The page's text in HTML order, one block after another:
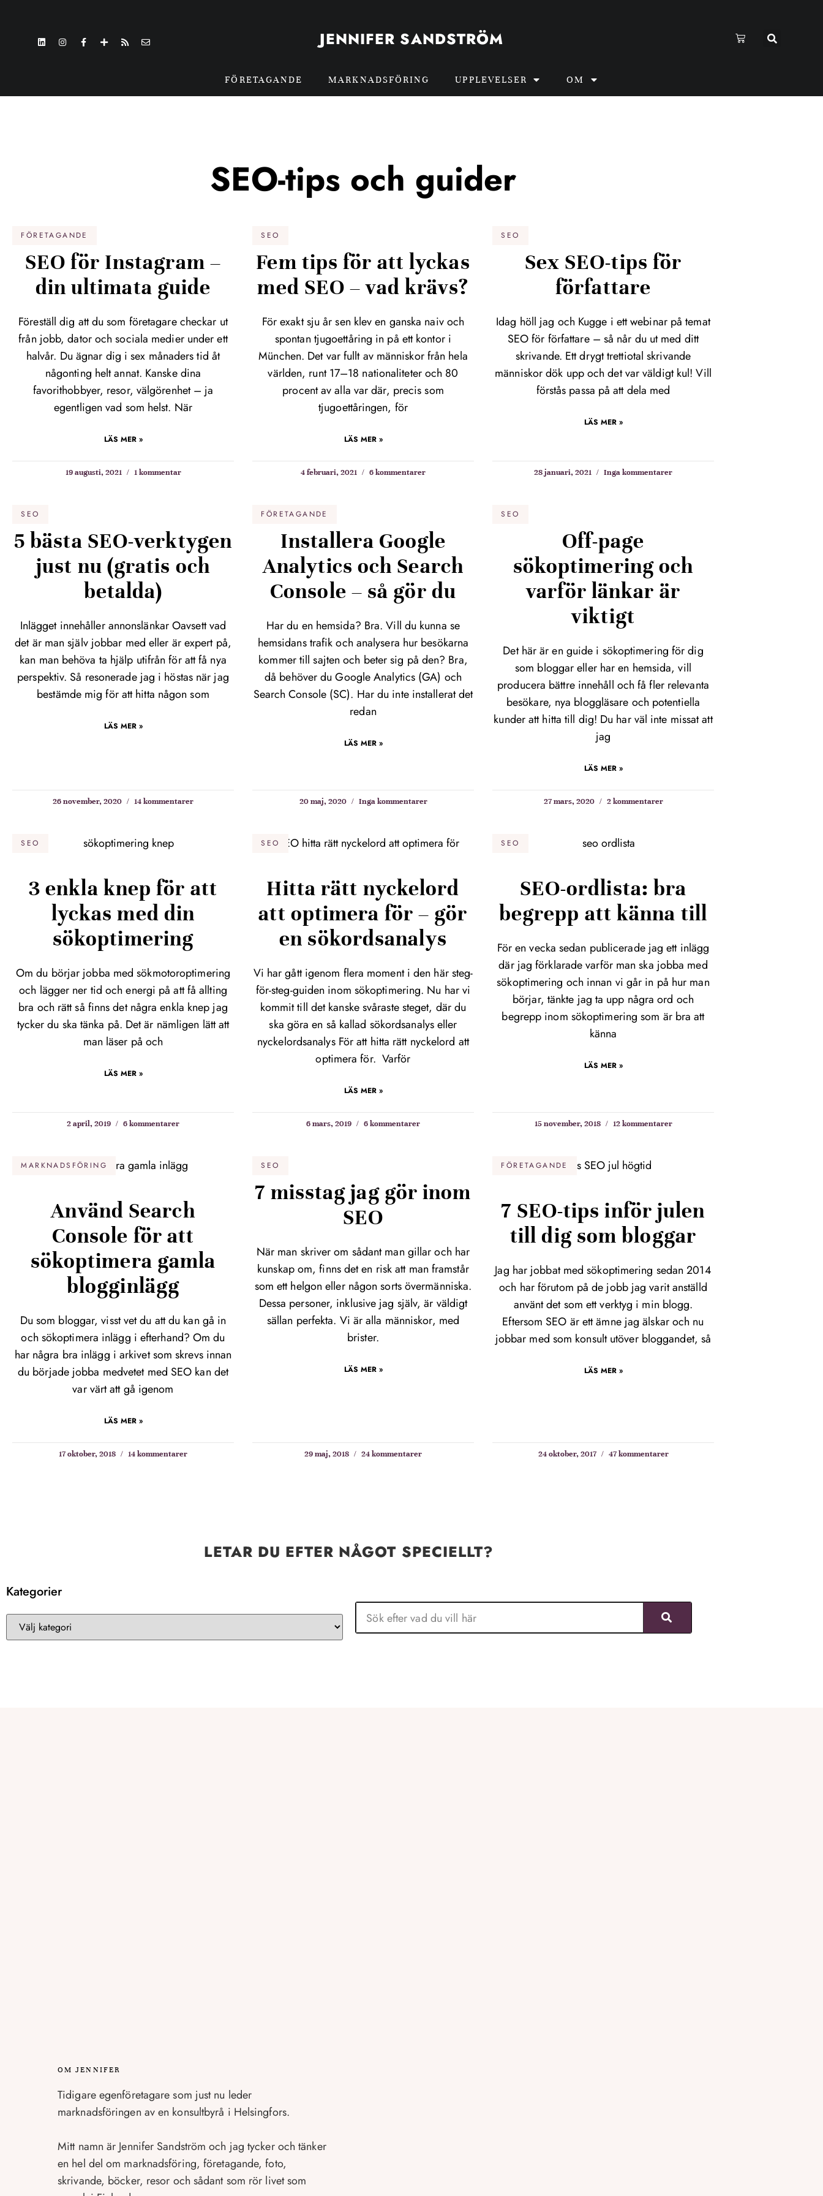
JENNIFER SANDSTRÖM
FÖRETAGANDE MARKNADSFÖRING UPPLEVELSER OM
SEO-tips och guider
FÖRETAGANDE
SEO för Instagram –
din ultimata guide
Föreställ dig att du som företagare checkar ut
från jobb, dator och sociala medier under ett
halvår. Du ägnar dig i sex månaders tid åt
någonting helt annat. Kanske dina
favorithobbyer, resor, välgörenhet – ja
egentligen vad som helst. När
LÄS MER »
19 augusti, 2021 1 kommentar
SEO
Fem tips för att lyckas
med SEO – vad krävs?
För exakt sju år sen klev en ganska naiv och
spontan tjugoettåring in på ett kontor i
München. Det var fullt av människor från hela
världen, runt 17–18 nationaliteter och 80
procent av alla var där, precis som
tjugoettåringen, för
LÄS MER »
4 februari, 2021 6 kommentarer
SEO
Sex SEO-tips för
författare
Idag höll jag och Kugge i ett webinar på temat
SEO för författare – så når du ut med ditt
skrivande. Ett drygt trettiotal skrivande
människor dök upp och det var väldigt kul! Vill
förstås passa på att dela med
LÄS MER »
28 januari, 2021 Inga kommentarer
SEO
5 bästa SEO-verktygen
just nu (gratis och
betalda)
Inlägget innehåller annonslänkar Oavsett vad
det är man själv jobbar med eller är expert på,
kan man behöva ta hjälp utifrån för att få nya
perspektiv. Så resonerade jag i höstas när jag
bestämde mig för att hitta någon som
LÄS MER »
26 november, 2020 14 kommentarer
FÖRETAGANDE
Installera Google
Analytics och Search
Console – så gör du
Har du en hemsida? Bra. Vill du kunna se
hemsidans trafik och analysera hur besökarna
kommer till sajten och beter sig på den? Bra,
då behöver du Google Analytics (GA) och
Search Console (SC). Har du inte installerat det
redan
LÄS MER »
20 maj, 2020 Inga kommentarer
SEO
Off-page
sökoptimering och
varför länkar är
viktigt
Det här är en guide i sökoptimering för dig
som bloggar eller har en hemsida, vill
producera bättre innehåll och få fler relevanta
besökare, nya bloggläsare och potentiella
kunder att hitta till dig! Du har väl inte missat att
jag
LÄS MER »
27 mars, 2020 2 kommentarer
SEO
3 enkla knep för att
lyckas med din
sökoptimering
Om du börjar jobba med sökmotoroptimering
och lägger ner tid och energi på att få allting
bra och rätt så finns det några enkla knep jag
tycker du ska tänka på. Det är nämligen lätt att
man läser på och
LÄS MER »
2 april, 2019 6 kommentarer
SEO
Hitta rätt nyckelord
att optimera för – gör
en sökordsanalys
Vi har gått igenom flera moment i den här steg-
för-steg-guiden inom sökoptimering. Nu har vi
kommit till det kanske svåraste steget, där du
ska göra en så kallad sökordsanalys eller
nyckelordsanalys För att hitta rätt nyckelord att
optimera för. Varför
LÄS MER »
6 mars, 2019 6 kommentarer
SEO
SEO-ordlista: bra
begrepp att känna till
För en vecka sedan publicerade jag ett inlägg
där jag förklarade varför man ska jobba med
sökoptimering och innan vi går in på hur man
börjar, tänkte jag ta upp några ord och
begrepp inom sökoptimering som är bra att
känna
LÄS MER »
15 november, 2018 12 kommentarer
MARKNADSFÖRING
Använd Search
Console för att
sökoptimera gamla
blogginlägg
Du som bloggar, visst vet du att du kan gå in
och sökoptimera inlägg i efterhand? Om du
har några bra inlägg i arkivet som skrevs innan
du började jobba medvetet med SEO kan det
var värt att gå igenom
LÄS MER »
17 oktober, 2018 14 kommentarer
SEO
7 misstag jag gör inom
SEO
När man skriver om sådant man gillar och har
kunskap om, finns det en risk att man framstår
som ett helgon eller någon sorts övermänniska.
Dessa personer, inklusive jag själv, är väldigt
sällan perfekta. Vi är alla människor, med
brister.
LÄS MER »
29 maj, 2018 24 kommentarer
FÖRETAGANDE
7 SEO-tips inför julen
till dig som bloggar
Jag har jobbat med sökoptimering sedan 2014
och har förutom på de jobb jag varit anställd
använt det som ett verktyg i min blogg.
Eftersom SEO är ett ämne jag älskar och nu
jobbar med som konsult utöver bloggandet, så
LÄS MER »
24 oktober, 2017 47 kommentarer
LETAR DU EFTER NÅGOT SPECIELLT?
Kategorier
OM JENNIFER
Tidigare egenföretagare som just nu leder
marknadsföringen av en konsultbyrå i Helsingfors.
Mitt namn är Jennifer Sandström och jag tycker och tänker
en hel del om marknadsföring, företagande, foto,
skrivande, böcker, resor och sådant som rör livet som